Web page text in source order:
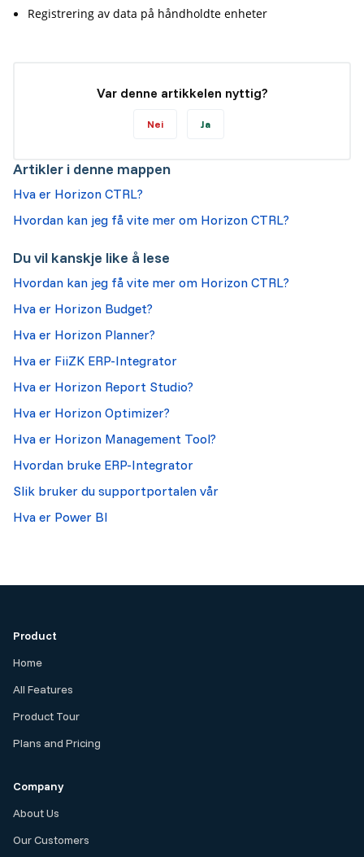
Registrering av data på håndholdte enheter
Var denne artikkelen nyttig?
Nei Ja
Artikler i denne mappen
Hva er Horizon CTRL?
Hvordan kan jeg få vite mer om Horizon CTRL?
Du vil kanskje like å lese
Hvordan kan jeg få vite mer om Horizon CTRL?
Hva er Horizon Budget?
Hva er Horizon Planner?
Hva er FiiZK ERP-Integrator
Hva er Horizon Report Studio?
Hva er Horizon Optimizer?
Hva er Horizon Management Tool?
Hvordan bruke ERP-Integrator
Slik bruker du supportportalen vår
Hva er Power BI
Product
Home
All Features
Product Tour
Plans and Pricing
Company
About Us
Our Customers